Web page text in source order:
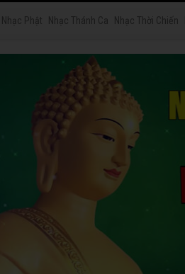
Nhạc Phật Nhạc Thánh Ca Nhạc Thời Chiến